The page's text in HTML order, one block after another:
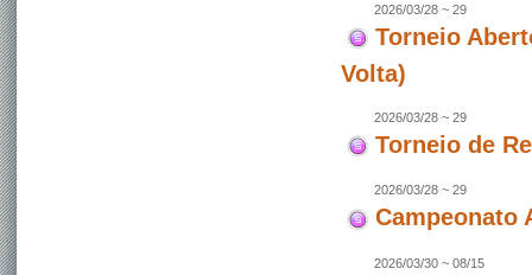
2026/03/28 ~ 29
Torneio
Volta)
2026/03/28 ~ 29
Torneio de
2026/03/28 ~ 29
Campeonato
2026/03/30 ~ 08/15